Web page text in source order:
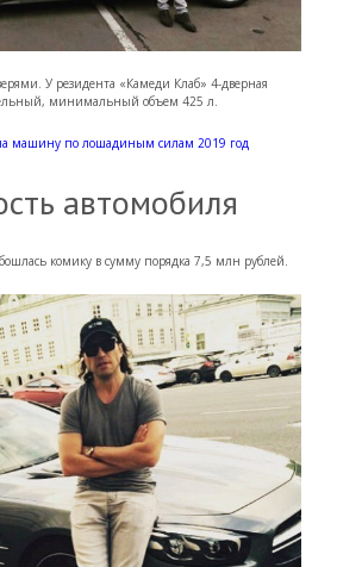
У резидента «Камеди Клаб» 4-дверная
минимальный объем 425 л.
машину по лошадиным силам 2019 год
автомобиля
комику в сумму порядка 7,5 млн рублей.